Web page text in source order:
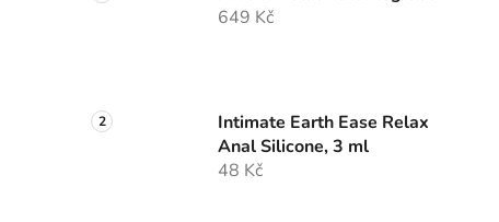
t
n
649 Kč
Intimate Earth Ease Relax
Anal Silicone, 3 ml
48 Kč